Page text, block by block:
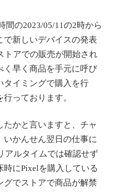
間の2023/05/11の2時から
で新しいデバイスの発表
トアでの販売が開始され
く早く商品を手元に呼び
タイミングで購入を行
っております。
かと言いますと、チャ
いかんせん翌日の仕事に
アルタイムでは確認せず
にPixelを購入している
グでストアで商品が解禁